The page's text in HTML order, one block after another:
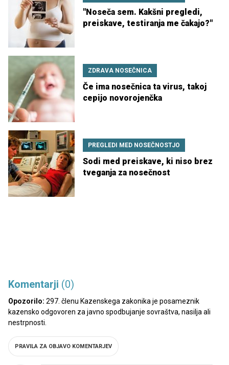
''Noseča sem. Kakšni pregledi,
preiskave, testiranja me čakajo?''
ZDRAVA NOSEČNICA
Če ima nosečnica ta virus, takoj
cepijo novorojenčka
PREGLEDI MED NOSEČNOSTJO
Sodi med preiskave, ki niso brez
tveganja za nosečnost
Komentarji (0)
Opozorilo: 297. členu Kazenskega zakonika je posameznik
kazensko odgovoren za javno spodbujanje sovraštva, nasilja ali
nestrpnosti.
PRAVILA ZA OBJAVO KOMENTARJEV